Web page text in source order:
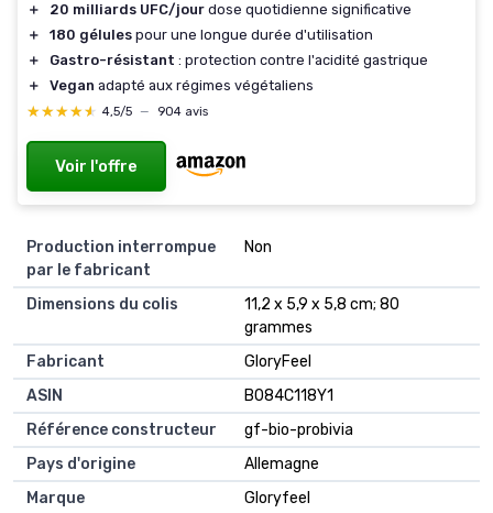
＋
20 milliards UFC/jour dose quotidienne significative
＋
180 gélules pour une longue durée d'utilisation
＋
Gastro-résistant : protection contre l'acidité gastrique
＋
Vegan adapté aux régimes végétaliens
★★★★★
★★★★★ 4,5/5 — 904 avis
Voir l'offre
Production interrompue
par le fabricant
Non
Dimensions du colis
11,2 x 5,9 x 5,8 cm; 80
grammes
Fabricant
GloryFeel
ASIN
B084C118Y1
Référence constructeur
gf-bio-probivia
Pays d'origine
Allemagne
Marque
Gloryfeel